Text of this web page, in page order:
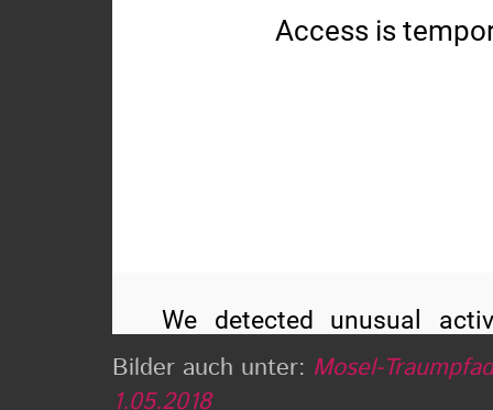
Bilder auch unter: Mosel-
1.05.2018